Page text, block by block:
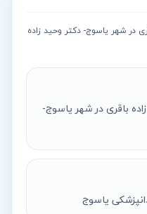
در شهر یاسوج- دکتر وحید زاده
باقری در شهر یاسوج-
یاسوج